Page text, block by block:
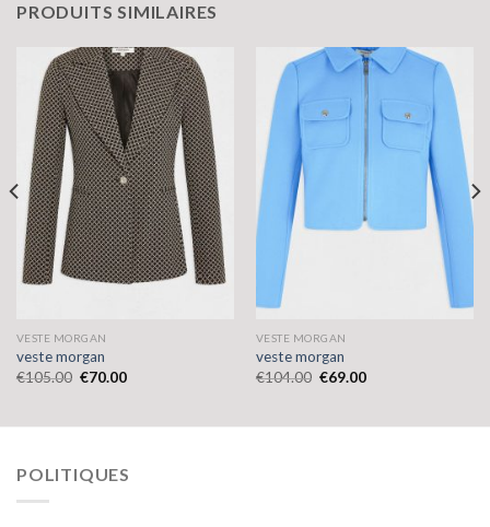
PRODUITS SIMILAIRES
VESTE MORGAN
veste morgan
€105.00 €70.00
VESTE MORGAN
veste morgan
€104.00 €69.00
POLITIQUES